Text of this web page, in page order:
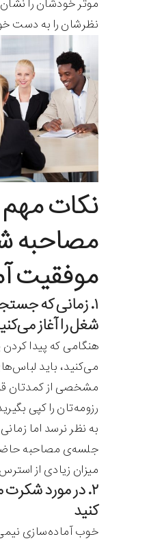
موثر خودشان را
نظرشان را به دست
نکات
مصاحبه
موفقیت
۱. زمانی که
شغل را آغاز
هنگامی که پیدا
می‌کنید، باید
مشخصی از کمدتان
رزومه‌تان را کپی
به نظر نرسد اما
جلسه‌ی مصاحبه
میزان زیادی از
۲. در مورد
کنید
خوب آماده‌سازی